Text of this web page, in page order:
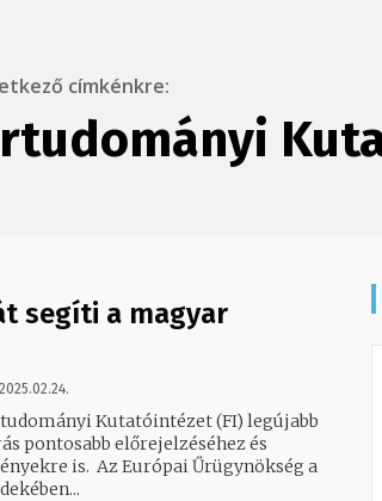
címkénkre:
segíti a magyar
2025.02.24.
Kutatóintézet (FI) legújabb
pontosabb előrejelzéséhez és
Űrügynökség a